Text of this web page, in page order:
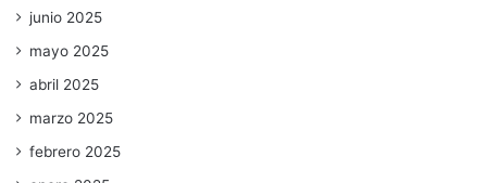
junio 2025
mayo 2025
abril 2025
marzo 2025
febrero 2025